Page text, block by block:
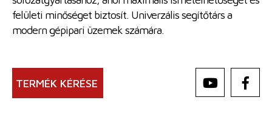
felületi minőséget biztosít. Univerzális segítőtárs a
modern gépipari üzemek számára.
TERMÉK KÉRÉSE